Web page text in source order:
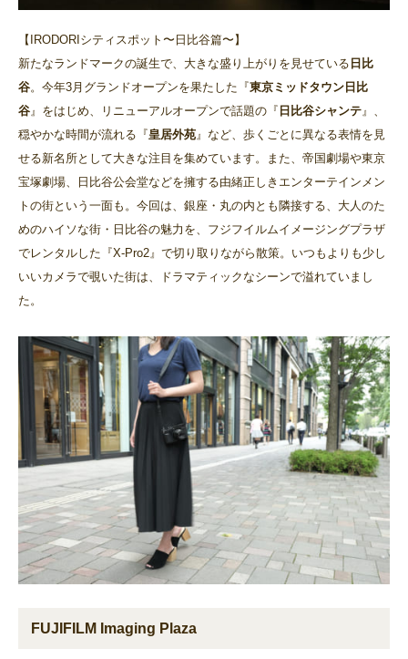
【IRODORIシティスポット〜日比谷篇〜】
新たなランドマークの誕生で、大きな盛り上がりを見せている 日比
谷。今年3月グランドオープンを果たした『東京ミッドタウン日比
谷 』をはじめ、リニューアルオープンで話題の『 日比谷シャンテ 』、
穏やかな時間が流れる『皇居外苑 』など、歩くごとに異なる表情を見
せる新名所として大きな注目を集めています。また、帝国劇場や東京
宝塚劇場、日比谷公会堂などを擁する由緒正しきエンターテインメン
トの街という一面も。今回は、銀座・丸の内とも隣接する、大人のた
めのハイソな街・日比谷の魅力を、フジフイルムイメージングプラザ
でレンタルした『X-Pro2』で切り取りながら散策。いつもよりも少し
いいカメラで覗いた街は、ドラマティックなシーンで溢れていまし
た。
FUJIFILM Imaging Plaza